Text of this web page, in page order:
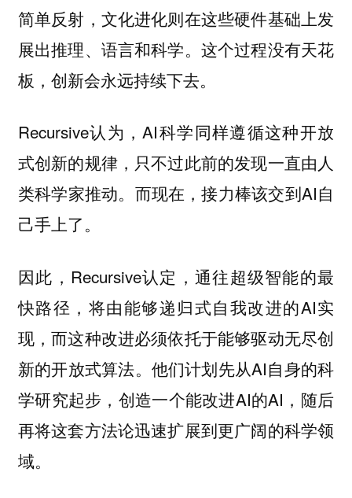
简单反射，文化进化则在这些硬件基础上发
展出推理、语言和科学。这个过程没有天花
板，创新会永远持续下去。
Recursive认为，AI科学同样遵循这种开放
式创新的规律，只不过此前的发现一直由人
类科学家推动。而现在，接力棒该交到AI自
己手上了。
因此，Recursive认定，通往超级智能的最
快路径，将由能够递归式自我改进的AI实
现，而这种改进必须依托于能够驱动无尽创
新的开放式算法。他们计划先从AI自身的科
学研究起步，创造一个能改进AI的AI，随后
再将这套方法论迅速扩展到更广阔的科学领
域。